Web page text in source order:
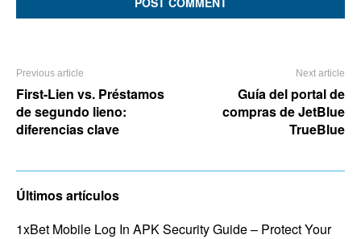
Previous article
First-Lien vs. Préstamos
de segundo lieno:
diferencias clave
Next article
Guía del portal de
compras de JetBlue
TrueBlue
Últimos artículos
1xBet Mobile Log In APK Security Guide – Protect Your